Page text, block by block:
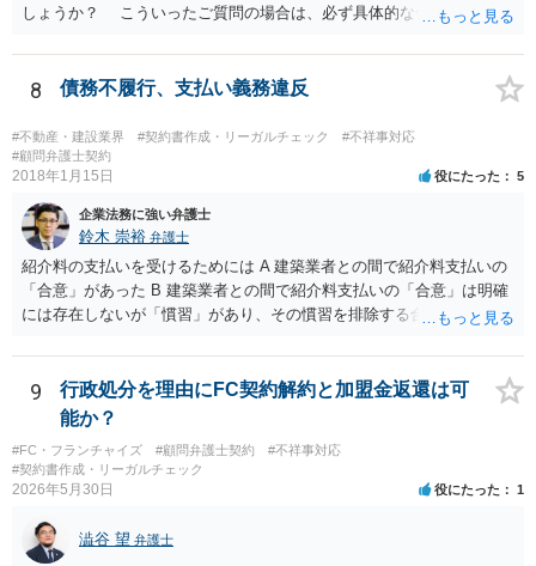
請求もせず、「詐欺」として、警察に被害届を出す事は可能でしょう
上がります。 警察に相談されてもよい事案だとは思います。
しょうか？ こういったご質問の場合は、必ず具体的な合意書案をも
には、ご質問のような懸念を払しょくするために、 「甲及び乙は，本
示談書に記載するもののほか，甲と乙の間には何らの債権債務が存し
です。 以上に加え、「本件については，当事者協議の結果，上記示
談条件のとおり示談が成立したので，今後本件の上記示談内容に関し
てはどんな事情が生じても双方共裁判上又は裁判外においても一切異
議，請求の申立をしないことを誓約する。」という条項を入れること
がありますが、この条項は一つのプレッシャーのようなもので、現実
には今後一切裁判を起こす権利を放棄する、という合意はできません
し、予測できない後発的損害については示談後であっても請求できる
ので、上記の清算条項のみの場合がほとんどです。
8 債務不履行、支払い義務違反
#不動産・建設業界 #契約書作成・リーガルチェック
#不祥事対応
#顧問弁護士契約
2018年1月15日 役にたった 5
企業法務に強い弁護士
鈴木 崇裕 弁護士
紹介料の支払いを受けるためには A 建築業者との間で紹介料支払いの
「合意」があった B 建築業者との間で紹介料支払いの「合意」は明確
には存在しないが「慣習」があり、その慣習を排除する合意がない と
っとも、裁判所は「慣習」を容易には認めませんから、Aの主張に重き
をおくほうがよろしいと思います。 Aの主張で重要になるのは、例え
ば ・相手方建築業者が「当初払う」と言っていた事実、経緯、内容 ・
貴社が相手方建築業者に対して紹介料支払いを求めた事実 、経緯、内
容 ・相手方建築業者が過去に紹介料を支払った事実 ・相手方建築業者
が施主に対して紹介料支払いを前提とする言動をしていたかどうか な
関係を説明して見通しを立て、相手方建築業者に対する請求を行なっ
ていくことになると思います。
9
行政処分を理由にFC契約解約と加盟金返還は可
能か？
#FC・フランチャイズ #顧問弁護士契約
#不祥事対応
#契約書作成・リーガルチェック
2026年5月30日 役にたった 1
澁谷 望 弁護士